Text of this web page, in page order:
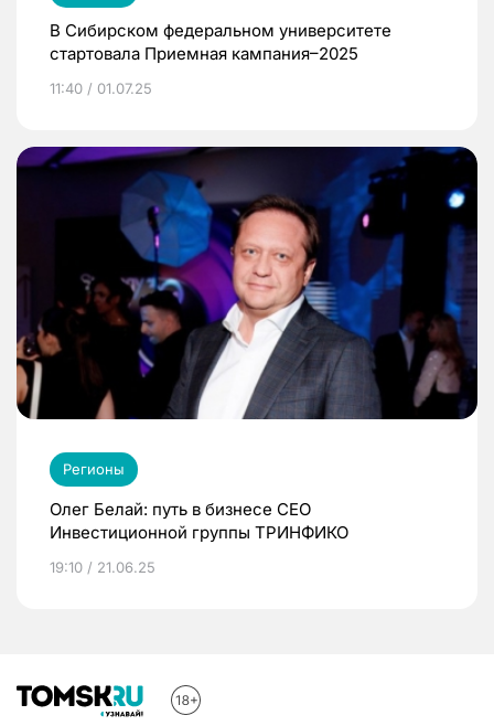
В Сибирском федеральном университете
стартовала Приемная кампания–2025
11:40 / 01.07.25
Регионы
Олег Белай: путь в бизнесе CEO
Инвестиционной группы ТРИНФИКО
19:10 / 21.06.25